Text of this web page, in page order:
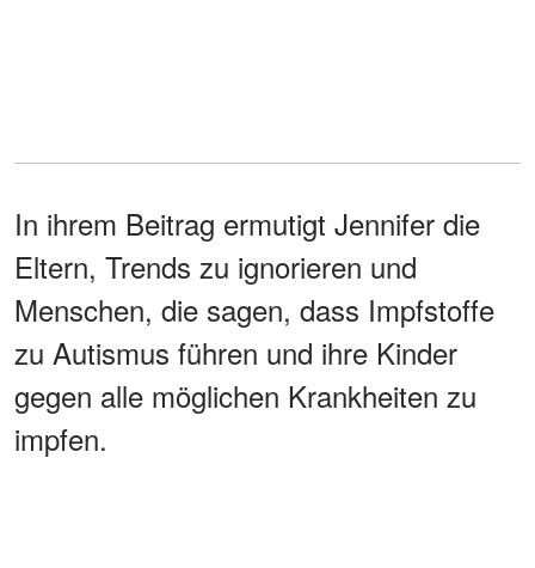
In ihrem Beitrag ermutigt Jennifer die
Eltern, Trends zu ignorieren und
Menschen, die sagen, dass Impfstoffe
zu Autismus führen und ihre Kinder
gegen alle möglichen Krankheiten zu
impfen.